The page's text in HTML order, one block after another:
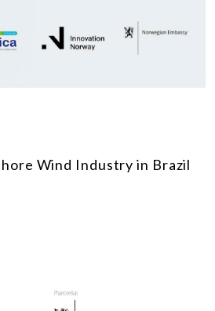
Wind Industry in Brazil